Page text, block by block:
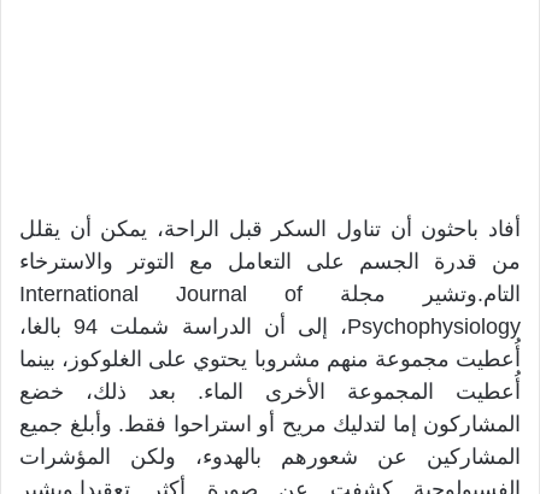
أفاد باحثون أن تناول السكر قبل الراحة، يمكن أن يقلل
من قدرة الجسم على التعامل مع التوتر والاسترخاء
التام.وتشير مجلة International Journal of
Psychophysiology، إلى أن الدراسة شملت 94 بالغا،
أُعطيت مجموعة منهم مشروبا يحتوي على الغلوكوز، بينما
أُعطيت المجموعة الأخرى الماء. بعد ذلك، خضع
المشاركون إما لتدليك مريح أو استراحوا فقط. وأبلغ جميع
المشاركين عن شعورهم بالهدوء، ولكن المؤشرات
الفسيولوجية كشفت عن صورة أكثر تعقيدا.ويشير